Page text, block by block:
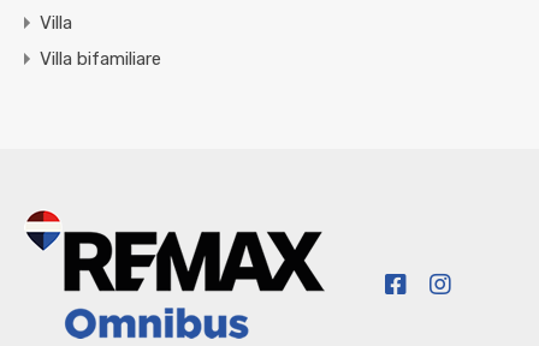
Villa
Villa bifamiliare